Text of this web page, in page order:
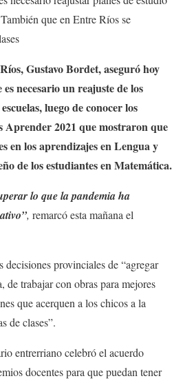
que en Entre Ríos se
Gustavo Bordet, aseguró hoy
necesario un reajuste de los
luego de conocer los
Aprender 2021 que mostraron que
en los aprendizajes en Lengua y
de los estudiantes en Matemática.
lo que la pandemia ha
, remarcó esta mañana el
decisiones provinciales de “agregar
de trabajar con obras para mejores
que acerquen a los chicos a la
de clases”.
entrerriano celebró el acuerdo
docentes para que puedan tener